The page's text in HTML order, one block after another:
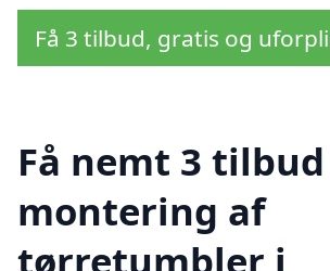
Få 3 tilbud, gratis og
Få nemt 3
montering af
tørretumbler i